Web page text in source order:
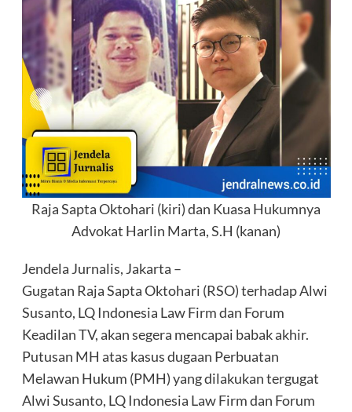
Raja Sapta Oktohari (kiri) dan Kuasa Hukumnya
Advokat Harlin Marta, S.H (kanan)
Jendela Jurnalis, Jakarta –
Gugatan Raja Sapta Oktohari (RSO) terhadap Alwi
Susanto, LQ Indonesia Law Firm dan Forum
Keadilan TV, akan segera mencapai babak akhir.
Putusan MH atas kasus dugaan Perbuatan
Melawan Hukum (PMH) yang dilakukan tergugat
Alwi Susanto, LQ Indonesia Law Firm dan Forum